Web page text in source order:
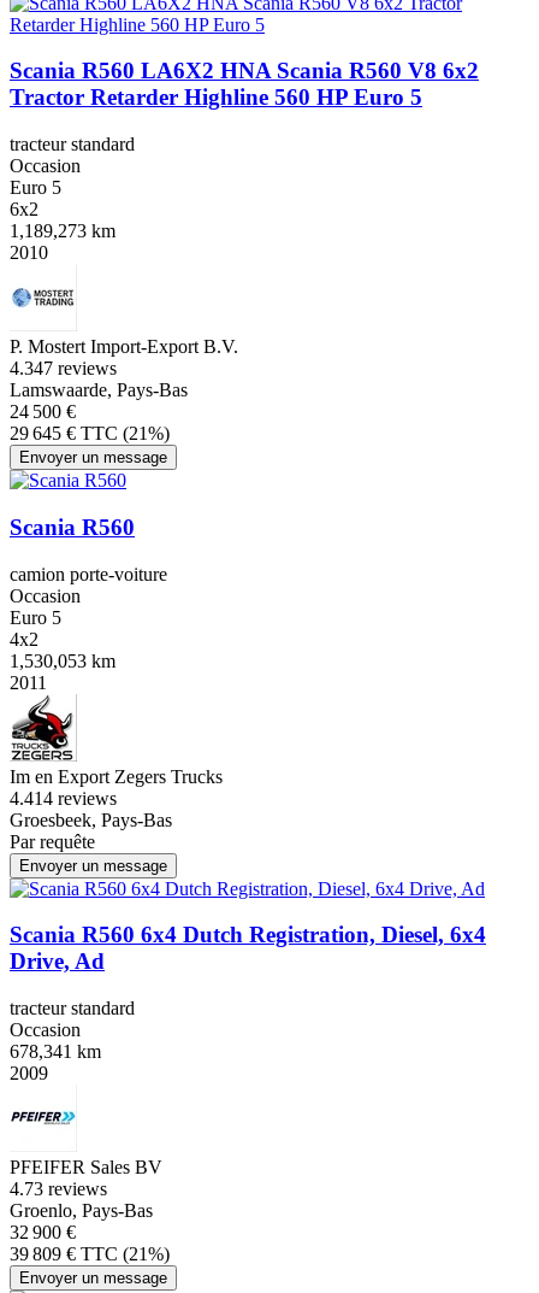
Scania R560 LA6X2 HNA Scania R560 V8 6x2
Tractor Retarder Highline 560 HP Euro 5
tracteur standard
Occasion
Euro 5
6x2
1,189,273 km
2010
P. Mostert Import-Export B.V.
4.347 reviews
Lamswaarde, Pays-Bas
24 500 €
29 645 € TTC (21%)
Envoyer un message
Scania R560
camion porte-voiture
Occasion
Euro 5
4x2
1,530,053 km
2011
Im en Export Zegers Trucks
4.414 reviews
Groesbeek, Pays-Bas
Par requête
Envoyer un message
Scania R560 6x4 Dutch Registration, Diesel, 6x4
Drive, Ad
tracteur standard
Occasion
678,341 km
2009
PFEIFER Sales BV
4.73 reviews
Groenlo, Pays-Bas
32 900 €
39 809 € TTC (21%)
Envoyer un message